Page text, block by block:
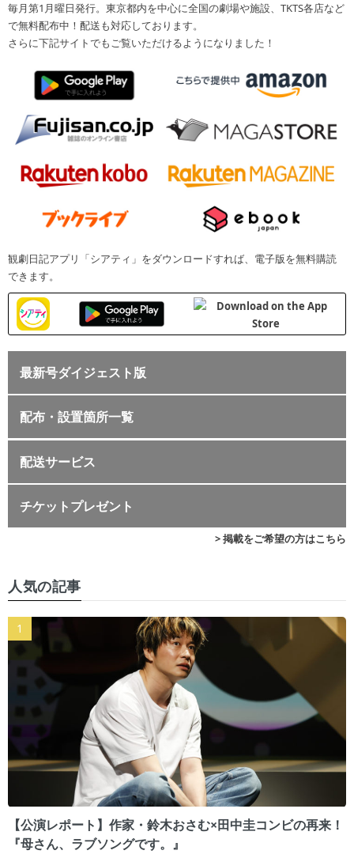
毎月第1月曜日発行。東京都内を中心に全国の劇場や施設、TKTS各店など
で無料配布中！配送も対応しております。
さらに下記サイトでもご覧いただけるようになりました！
観劇日記アプリ「シアティ」をダウンロードすれば、電子版を無料購読
できます。
最新号ダイジェスト版
配布・設置箇所一覧
配送サービス
チケットプレゼント
> 掲載をご希望の方はこちら
人気の記事
【公演レポート】作家・鈴木おさむ×田中圭コンビの再来！
『母さん、ラブソングです。』